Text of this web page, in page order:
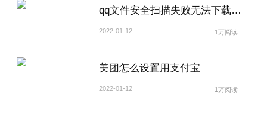
qq文件安全扫描失败无法下载怎么解除
2022-01-12 1万阅读
美团怎么设置用支付宝
2022-01-12 1万阅读